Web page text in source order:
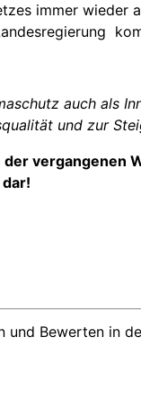
immer
auch als
und zur
vergangenen
und Bewerten in